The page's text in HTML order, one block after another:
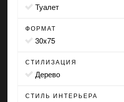
туалет
ФОРМАТ
30x75
СТИЛИЗАЦИЯ
дерево
СТИЛЬ ИНТЕРЬЕРА